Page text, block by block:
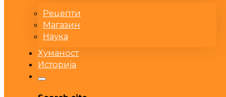
Рецепти
Магазин
Наука
Хуманост
Историја